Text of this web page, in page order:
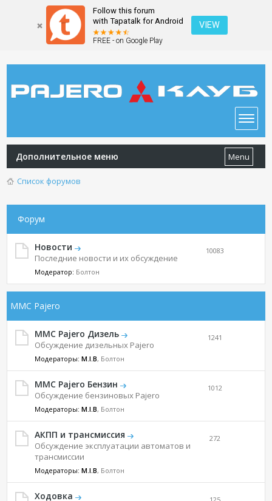
Follow this forum
with Tapatalk for Android
FREE - on Google Play
VIEW
Дополнительное меню Menu
Список форумов
Форум
Новости
Последние новости и их обсуждение
Модератор: Болтон
10083
MMC Pajero
MMC Pajero Дизель
Обсуждение дизельных Pajero
Модераторы: M.I.B, Болтон
1241
MMC Pajero Бензин
Обсуждение бензиновых Pajero
Модераторы: M.I.B, Болтон
1012
АКПП и трансмиссия
Обсуждение эксплуатации автоматов и
трансмиссии
Модераторы: M.I.B, Болтон
272
Ходовка